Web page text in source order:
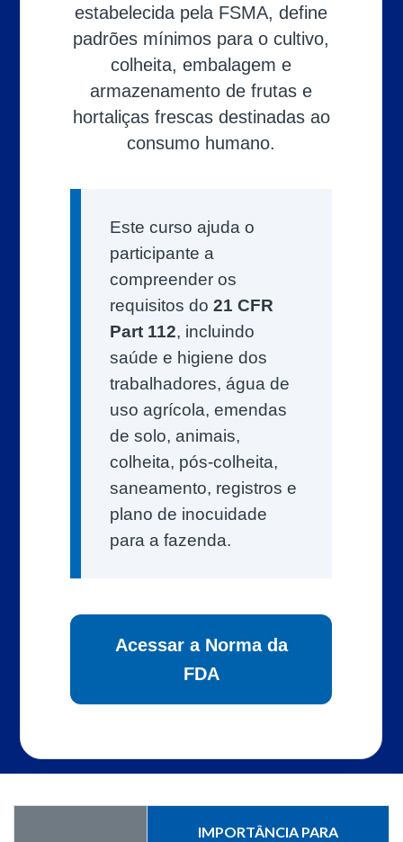
estabelecida pela FSMA, define
padrões mínimos para o cultivo,
colheita, embalagem e
armazenamento de frutas e
hortaliças frescas destinadas ao
consumo humano.
Este curso ajuda o
participante a
compreender os
requisitos do 21 CFR
Part 112, incluindo
saúde e higiene dos
trabalhadores, água de
uso agrícola, emendas
de solo, animais,
colheita, pós-colheita,
saneamento, registros e
plano de inocuidade
para a fazenda.
Acessar a Norma da
FDA
IMPORTÂNCIA PARA